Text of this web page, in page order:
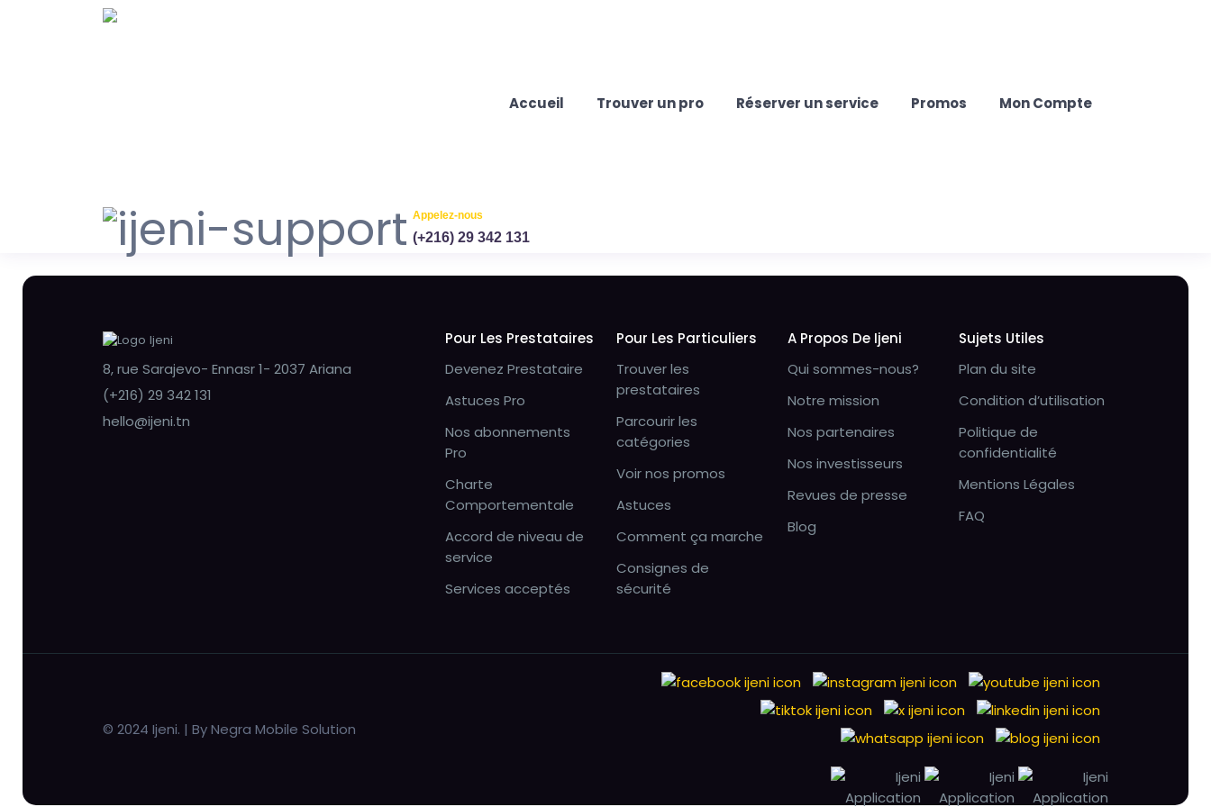
Accueil Trouver un pro Réserver un service Promos Mon Compte
Appelez-nous
(+216) 29 342 131
8, rue Sarajevo- Ennasr 1- 2037 Ariana
(+216) 29 342 131
hello@ijeni.tn
Pour Les Prestataires
Devenez Prestataire
Astuces Pro
Nos abonnements
Pro
Charte
Comportementale
Accord de niveau de
service
Services acceptés
Pour Les Particuliers
Trouver les
prestataires
Parcourir les
catégories
Voir nos promos
Astuces
Comment ça marche
Consignes de
sécurité
A Propos De Ijeni
Qui sommes-nous?
Notre mission
Nos partenaires
Nos investisseurs
Revues de presse
Blog
Sujets Utiles
Plan du site
Condition d’utilisation
Politique de
confidentialité
Mentions Légales
FAQ
© 2024 Ijeni. | By Negra Mobile Solution